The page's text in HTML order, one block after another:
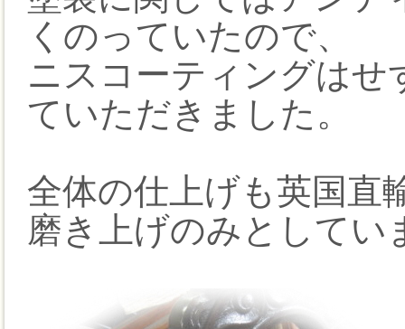
くのっていたので、
ニスコーティングはせ
ていただきました。
全体の仕上げも英国直
磨き上げのみとしてい